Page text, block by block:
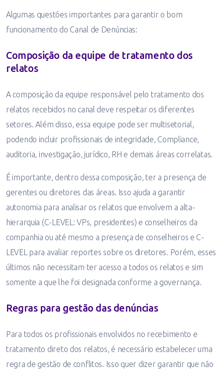
Algumas questões importantes para garantir o bom
funcionamento do Canal de Denúncias:
Composição da equipe de tratamento dos
relatos
A composição da equipe responsável pelo tratamento dos
relatos recebidos no canal deve respeitar os diferentes
setores. Além disso, essa equipe pode ser multisetorial,
podendo incluir profissionais de integridade, Compliance,
auditoria, investigação, jurídico, RH e demais áreas correlatas.
É importante, dentro dessa composição, ter a presença de
gerentes ou diretores das áreas. Isso ajuda a garantir
autonomia para analisar os relatos que envolvem a alta-
hierarquia (C-LEVEL: VPs, presidentes) e conselheiros da
companhia ou até mesmo a presença de conselheiros e C-
LEVEL para avaliar reportes sobre os diretores. Porém, esses
últimos não necessitam ter acesso a todos os relatos e sim
somente a que lhe foi designada conforme a governança.
Regras para gestão das denúncias
Para todos os profissionais envolvidos no recebimento e
tratamento direto dos relatos, é necessário estabelecer uma
regra de gestão de conflitos. Isso quer dizer garantir que não